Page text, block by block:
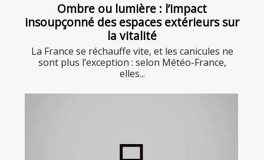
Ombre ou lumière : l’impact
insoupçonné des espaces extérieurs sur
la vitalité
La France se réchauffe vite, et les canicules ne
sont plus l’exception : selon Météo-France,
elles...